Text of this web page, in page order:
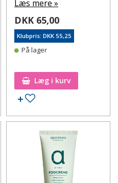
Læs mere »
DKK 65,00
Klubpris: DKK 55,25
På lager
Læg i kurv
Tilføj til ønskeseddel